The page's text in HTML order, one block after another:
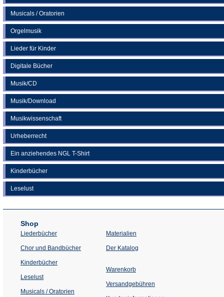
Musicals / Oratorien
Orgelmusik
Lieder für Kinder
Digitale Bücher
Musik/CD
Musik/Download
Musikwissenschaft
Urheberrecht
Ein anziehendes NGL T-Shirt
Kinderbücher
Leselust
Shop
Liederbücher
Chor und Bandbücher
Kinderbücher
Leselust
Musicals / Oratorien
Materialien
Der Katalog
Warenkorb
Versandgebühren